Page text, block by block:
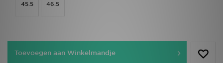
45.5 46.5
Toevoegen aan Winkelmandje
Klantenservice
Wie wij zijn